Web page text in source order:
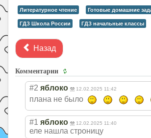
Литературное чтение Готовые домашние
ГДЗ Школа России ГДЗ начальные классы
Назад
Комментарии
#2 яблоко 12.02.2025 11:42
плана не было
#1 яблоко 12.02.2025 11:40
еле нашла строницу